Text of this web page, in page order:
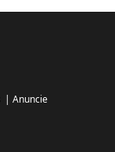
| Anuncie